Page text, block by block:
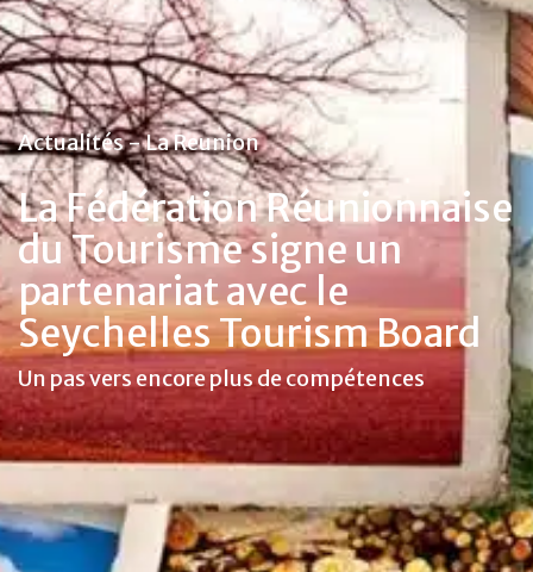
Actualités - La Reunion
La Fédération Réunionnaise
du Tourisme signe un
partenariat avec le
Seychelles Tourism Board
Un pas vers encore plus de compétences